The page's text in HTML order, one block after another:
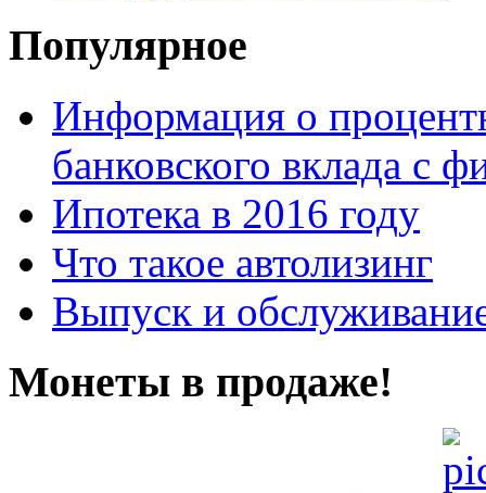
Популярное
Информация о
банковского вклада с
Ипотека в 2016 году
Что такое автолизинг
Выпуск и
Монеты в продаже!